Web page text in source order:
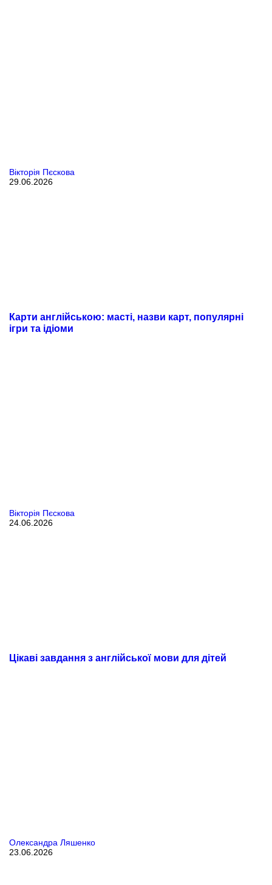
Вікторія Пєскова
29.06.2026
Карти англійською: масті, назви карт, популярні
ігри та ідіоми
Вікторія Пєскова
24.06.2026
Цікаві завдання з англійської мови для дітей
Олександра Ляшенко
23.06.2026